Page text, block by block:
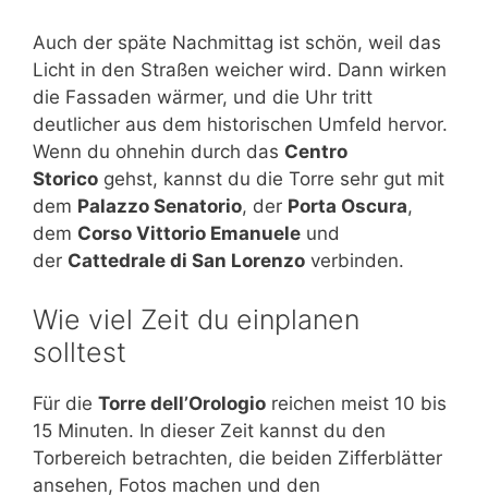
Auch der späte Nachmittag ist schön, weil das
Licht in den Straßen weicher wird. Dann wirken
die Fassaden wärmer, und die Uhr tritt
deutlicher aus dem historischen Umfeld hervor.
Wenn du ohnehin durch das Centro
Storico gehst, kannst du die Torre sehr gut mit
dem Palazzo Senatorio, der Porta Oscura,
dem Corso Vittorio Emanuele und
der Cattedrale di San Lorenzo verbinden.
Wie viel Zeit du einplanen
solltest
Für die Torre dell’Orologio reichen meist 10 bis
15 Minuten. In dieser Zeit kannst du den
Torbereich betrachten, die beiden Zifferblätter
ansehen, Fotos machen und den